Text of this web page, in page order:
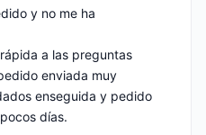
y no me ha
a las preguntas
enviada muy
enseguida y pedido
días.